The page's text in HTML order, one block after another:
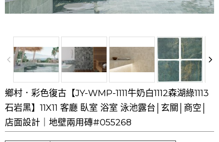
鄉村．彩色復古【JY-WMP-1111牛奶白1112森湖綠1113
石岩黑】11X11 客廳 臥室 浴室 泳池露台│玄關│商空│
店面設計｜地壁兩用磚#055268